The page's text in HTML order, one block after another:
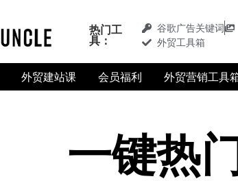
热门工
具：
谷歌广告关键词
外贸工具箱
外贸建站课 会员福利 外贸营销工具
一键热